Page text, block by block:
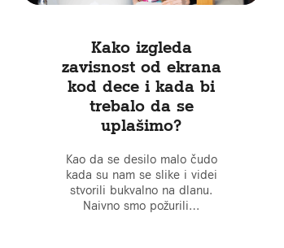
Kako izgleda
zavisnost od ekrana
kod dece i kada bi
trebalo da se
uplašimo?
Kao da se desilo malo čudo
kada su nam se slike i videi
stvorili bukvalno na dlanu.
Naivno smo požurili…